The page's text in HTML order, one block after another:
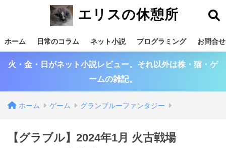
エリスの休憩所
ホーム 日常のコラム ネット小説 プログラミング お問合せ
火・金・日がネット小説レビュー。それ以外は株・猫・ゲ
ームの雑記。
ホーム ゲーム グランブルーファンタジー
【グラブル】2024年1月 火古戦場